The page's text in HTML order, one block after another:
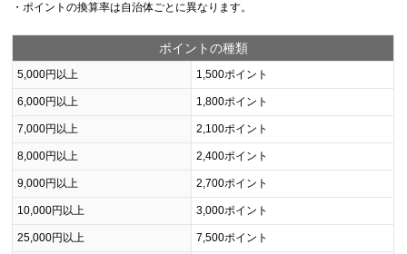
・ポイントの換算率は自治体ごとに異なります。
ポイントの種類
5,000円以上 1,500ポイント
6,000円以上 1,800ポイント
7,000円以上 2,100ポイント
8,000円以上 2,400ポイント
9,000円以上 2,700ポイント
10,000円以上 3,000ポイント
25,000円以上 7,500ポイント